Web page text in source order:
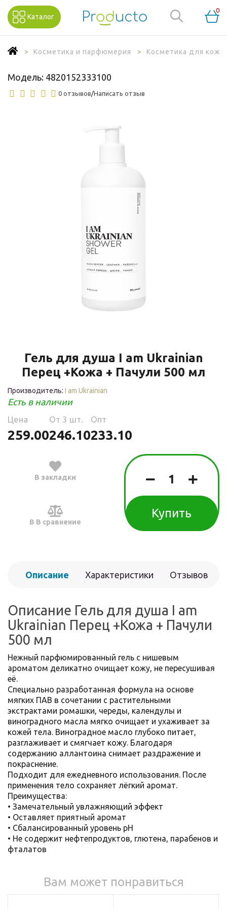
Каталог
0
Косметика и парфюмерия Косметика для кожи
Модель: 4820152333100
0 отзывов/Написать отзыв
Гель для душа I am Ukrainian
Перец +Кожа + Пачули 500 мл
Производитель: I am Ukrainian
Есть в наличии
Цена
259.00
Oт 3 шт.
246.10
Опт
233.10
В закладки
В В сравнение
Купить
Описание Характеристики Отзывов
Описание Гель для душа I am
Ukrainian Перец +Кожа + Пачули
500 мл
Нежный парфюмированный гель с нишевым
ароматом деликатно очищает кожу, не пересушивая
её.
Специально разработанная формула на основе
мягких ПАВ в сочетании с растительными
экстрактами ромашки, череды, календулы и
виноградного масла мягко очищает и ухаживает за
кожей тела. Виноградное масло глубоко питает,
разглаживает и смягчает кожу. Благодаря
содержанию аллантоина снимает раздражение и
покраснение.
Подходит для ежедневного использования. После
применения тело сохраняет лёгкий аромат.
Преимущества:
• Замечательный увлажняющий эффект
• Оставляет приятный аромат
• Сбалансированный уровень pH
• Не содержит нефтепродуктов, глютена, парабенов и
фталатов
Вам может понравиться